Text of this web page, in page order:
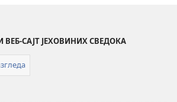
САЈТ ЈЕХОВИНИХ СВЕДОКА